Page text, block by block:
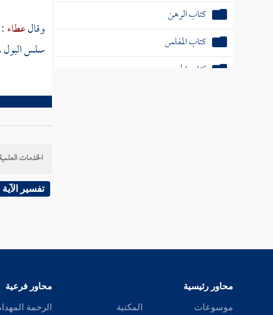
كتاب الحجر
كتاب الصلح
كتاب الحوالة
كتاب المساقاة
وقالعطاء
سلس البول
الخدمات
تفسير الآية
محاور رئيسية
موسوعات المكتبة
محاور فرعية
الرحمة